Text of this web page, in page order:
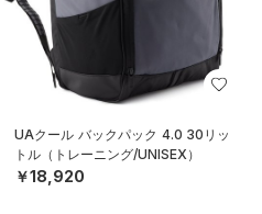
UAクール バックパック 4.0 30リッ
トル（トレーニング/UNISEX）
￥18,920